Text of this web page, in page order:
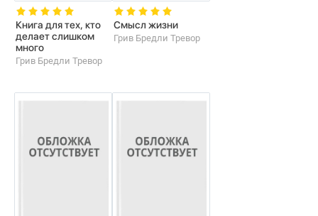
Книга для тех, кто
делает слишком
много
Грив Бредли Тревор
Смысл жизни
Грив Бредли Тревор